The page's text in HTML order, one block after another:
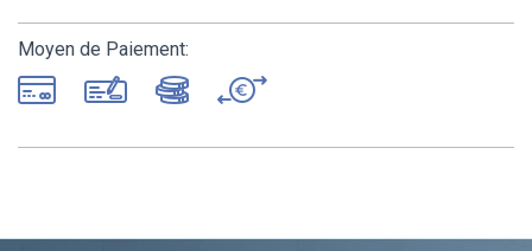
Moyen de Paiement: